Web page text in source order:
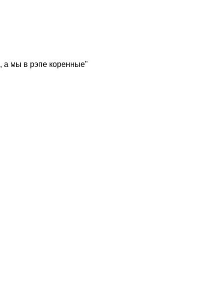
а мы в рэпе коренные"